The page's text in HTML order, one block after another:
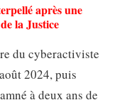
après une
la Justice
du cyberactiviste
2024, puis
à deux ans de